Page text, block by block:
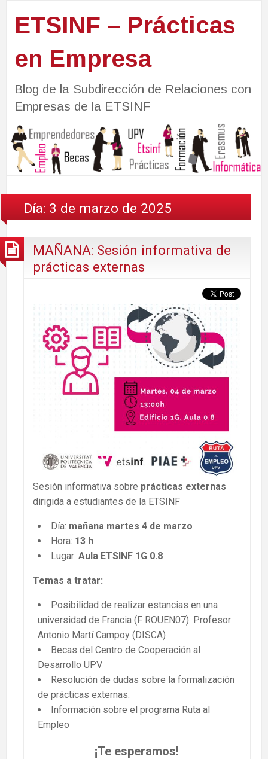
ETSINF – Prácticas
en Empresa
Blog de la Subdirección de Relaciones con
Empresas de la ETSINF
Día: 3 de marzo de 2025
MAÑANA: Sesión informativa de
prácticas externas
Sesión informativa sobre prácticas externas
dirigida a estudiantes de la ETSINF
Día: mañana martes 4 de marzo
Hora: 13 h
Lugar: Aula ETSINF 1G 0.8
Temas a tratar:
Posibilidad de realizar estancias en una
universidad de Francia (F ROUEN07). Profesor
Antonio Martí Campoy (DISCA)
Becas del Centro de Cooperación al
Desarrollo UPV
Resolución de dudas sobre la formalización
de prácticas externas.
Información sobre el programa Ruta al
Empleo
¡Te esperamos!